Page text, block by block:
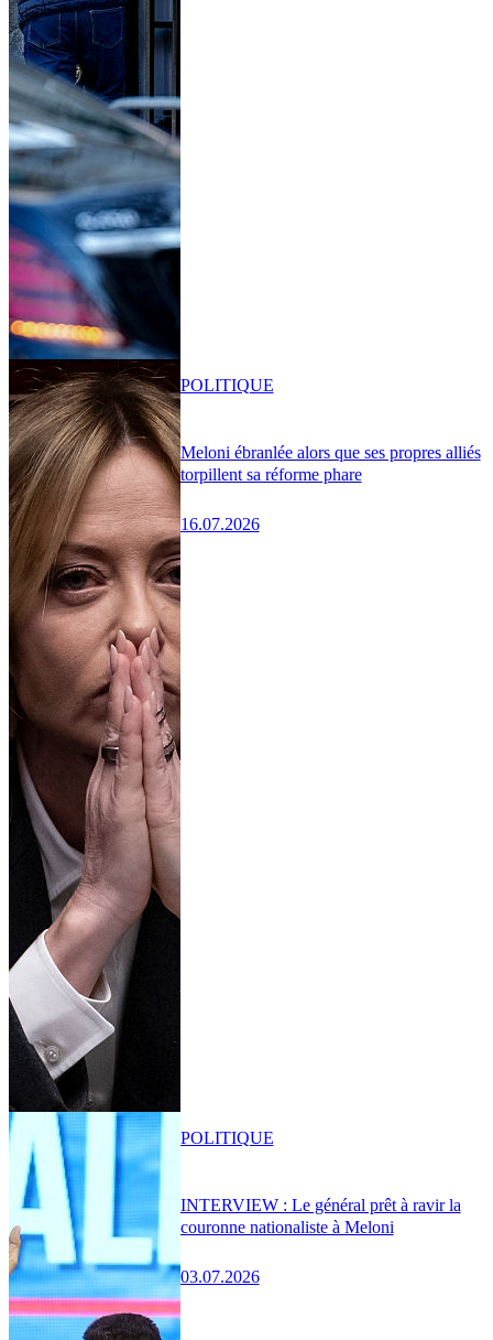
Meloni ébranlée alors que ses propres alliés
torpillent sa réforme phare
16.07.2026
POLITIQUE
INTERVIEW : Le général prêt à ravir la
couronne nationaliste à Meloni
03.07.2026
POLITIQUE